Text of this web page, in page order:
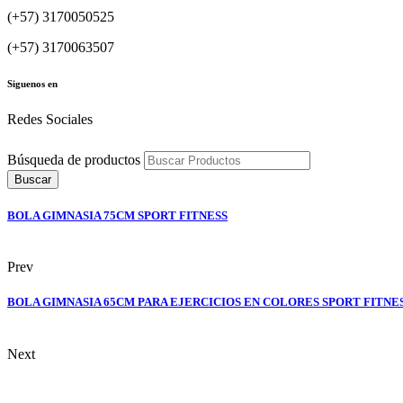
(+57) 3170050525
(+57) 3170063507
Siguenos en
Redes Sociales
Búsqueda de productos
Buscar
BOLA GIMNASIA 75CM SPORT FITNESS
Prev
BOLA GIMNASIA 65CM PARA EJERCICIOS EN COLORES SPORT
Next